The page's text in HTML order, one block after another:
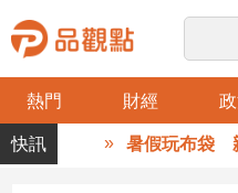
熱門 財經
品
觀
暑假玩布袋 親子